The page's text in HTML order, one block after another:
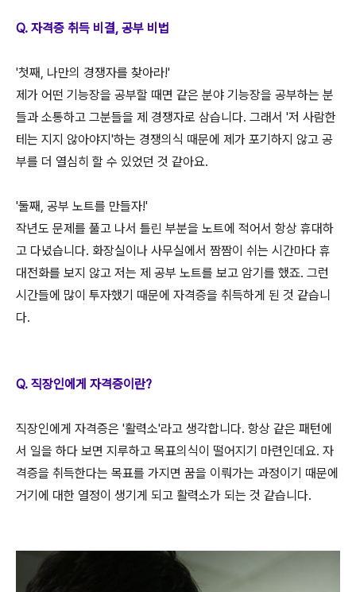
Q. 자격증 취득 비결, 공부 비법
'첫째, 나만의 경쟁자를 찾아라!'
제가 어떤 기능장을 공부할 때면 같은 분야 기능장을 공부하는 분
들과 소통하고 그분들을 제 경쟁자로 삼습니다. 그래서 '저 사람한
테는 지지 않아야지'하는 경쟁의식 때문에 제가 포기하지 않고 공
부를 더 열심히 할 수 있었던 것 같아요.
'둘째, 공부 노트를 만들자!'
작년도 문제를 풀고 나서 틀린 부분을 노트에 적어서 항상 휴대하
고 다녔습니다. 화장실이나 사무실에서 짬짬이 쉬는 시간마다 휴
대전화를 보지 않고 저는 제 공부 노트를 보고 암기를 했죠. 그런
시간들에 많이 투자했기 때문에 자격증을 취득하게 된 것 같습니
다.
Q. 직장인에게 자격증이란?
직장인에게 자격증은 '활력소'라고 생각합니다. 항상 같은 패턴에
서 일을 하다 보면 지루하고 목표의식이 떨어지기 마련인데요. 자
격증을 취득한다는 목표를 가지면 꿈을 이뤄가는 과정이기 때문에
거기에 대한 열정이 생기게 되고 활력소가 되는 것 같습니다.